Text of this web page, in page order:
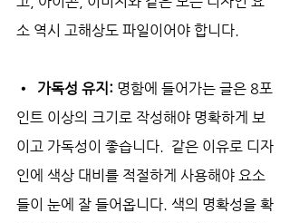
소 역시 고해상도 파일이어야 합니다.
•  가독성 유지: 명함에 들어가는 글은 8포
인트 이상의 크기로 작성해야 명확하게 보
이고 가독성이 좋습니다.  같은 이유로 디자
인에 색상 대비를 적절하게 사용해야 요소
들이 눈에 잘 들어옵니다. 색의 명확성을 확